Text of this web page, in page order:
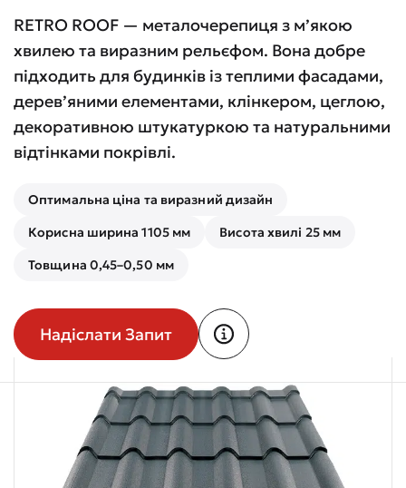
RETRO ROOF — металочерепиця з м’якою
хвилею та виразним рельєфом. Вона добре
підходить для будинків із теплими фасадами,
дерев’яними елементами, клінкером, цеглою,
декоративною штукатуркою та натуральними
відтінками покрівлі.
Оптимальна ціна та виразний дизайн
Корисна ширина 1105 мм
Висота хвилі 25 мм
Товщина 0,45–0,50 мм
Надіслати Запит